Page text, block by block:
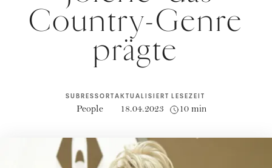
Country-Genre
prägte
SUBRESSORT
People
AKTUALISIERT
18.04.2023
LESEZEIT
10 min